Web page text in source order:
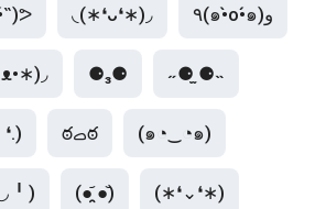
◟(∗❛ᴗ❛∗)◞ ٩(๑•̀o•́๑)و
⚈₃⚈ ˶⚈ ̫⚈˵
❛.) ఠࡇఠ (๑◔‿◔๑)
(●᷄ ̯●᷅) (∗❛⌄❛∗)